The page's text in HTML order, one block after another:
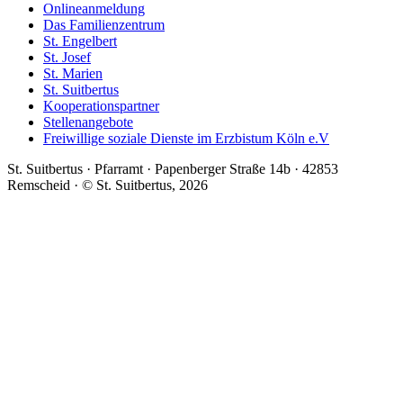
Onlineanmeldung
Das Familienzentrum
St. Engelbert
St. Josef
St. Marien
St. Suitbertus
Kooperationspartner
Stellenangebote
Freiwillige soziale Dienste im Erzbistum Köln e.V
St. Suitbertus · Pfarramt · Papenberger Straße 14b · 42853
Remscheid · © St. Suitbertus, 2026